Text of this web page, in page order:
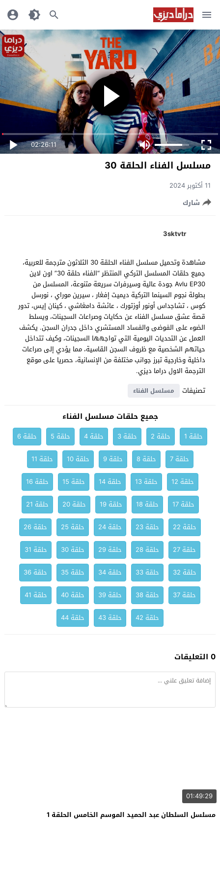
02:26:11
مسلسل الفناء الحلقة 30
11 أكتوبر 2024
شارك
3sktvtr
مشاهدة وتحميل مسلسل الفناء الحلقة 30 الثلاثون مترجمة للعربية،
جميع حلقات المسلسل التركي المنتظر “الفناء حلقة 30” اون لاين
Avlu EP30 جودة عالية وسيرفرات سريعة متنوعة، المسلسل من
بطولة نجوم السينما التركية ديميت إفغار ، سيرين موراي ، نورسل
كوس ، تشاجداس أونور أوزتورك ، عائشة دامغاشي ، كينان إيس، تدور
قصة عشق مسلسل الفناء عن حكايات وصراعات السجينات، ويسلط
الضوء على الفوضى والفساد المستشري داخل جدران السجن. يكشف
العمل عن التحديات اليومية التي تواجهها السجينات، وكيف تتداخل
حياتهم الشخصية مع ظروف السجن القاسية، مما يؤدي إلى صراعات
داخلية وخارجية تبرز جوانب مختلفة من الإنسانية، حصريا على موقع
الترجمة الاول دراما ديزي.
تصنيفات
مسلسل الفناء
جميع حلقات مسلسل الفناء
حلقة 1 حلقة 2 حلقة 3 حلقة 4 حلقة 5
حلقة 6
حلقة 7
حلقة 8 حلقة 9 حلقة 10
حلقة 11
حلقة 12
حلقة 13 حلقة 14 حلقة 15
حلقة 16
حلقة 17
حلقة 18 حلقة 19 حلقة 20
حلقة 21
حلقة 22
حلقة 23 حلقة 24 حلقة 25
حلقة 26
حلقة 27
حلقة 28 حلقة 29 حلقة 30
حلقة 31
حلقة 32
حلقة 33 حلقة 34 حلقة 35
حلقة 36
حلقة 37
حلقة 38 حلقة 39 حلقة 40
حلقة 41
حلقة 42
حلقة 43 حلقة 44
0 التعليقات
01:49:29
مسلسل السلطان عبد الحميد الموسم الخامس الحلقة 1